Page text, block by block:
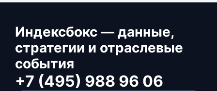
Индексбокс — данные,
стратегии и отраслевые
события
+7 (495) 988 96 06